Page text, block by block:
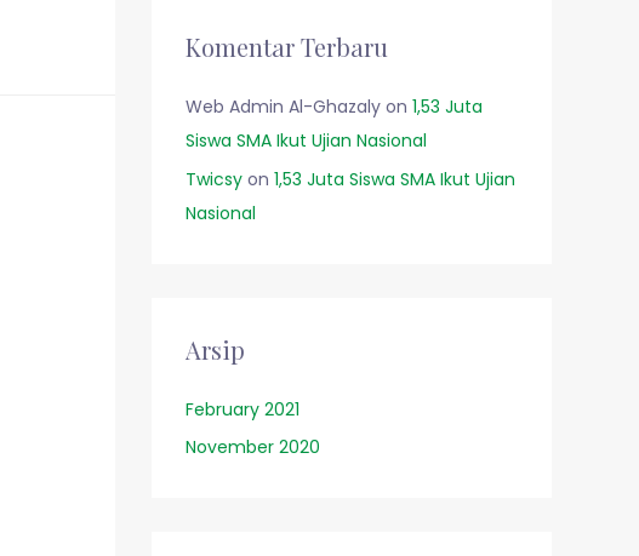
Komentar Terbaru
Web Admin Al-Ghazaly on 1,53 Juta
Siswa SMA Ikut Ujian Nasional
Twicsy on 1,53 Juta Siswa SMA Ikut Ujian
Nasional
Arsip
February 2021
November 2020